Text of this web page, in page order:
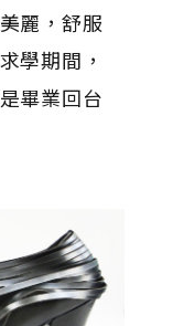
麗，舒服
學期間，
畢業回台